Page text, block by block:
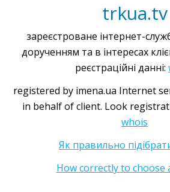
trkua.tv
зареєстроване інтернет-
дорученням та в інтересах
реєстраційні данні:
registered by imena.ua Internet
in behalf of client. Look
whois
Як правильно
How correctly to choose